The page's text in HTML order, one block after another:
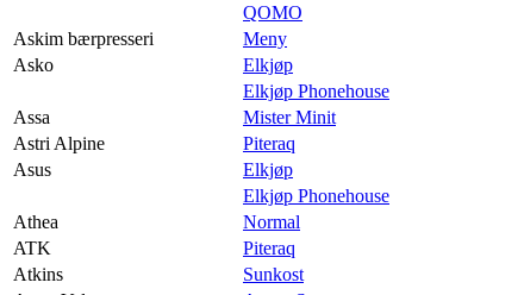
QOMO
Askim bærpresseri
Meny
Asko
Elkjøp
Elkjøp Phonehouse
Assa
Mister Minit
Astri Alpine
Piteraq
Asus
Elkjøp
Elkjøp Phonehouse
Athea
Normal
ATK
Piteraq
Atkins
Sunkost